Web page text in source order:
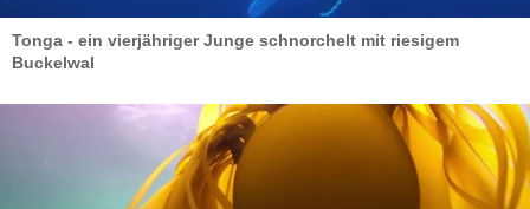
Tonga - ein vierjähriger Junge schnorchelt mit riesigem
Buckelwal